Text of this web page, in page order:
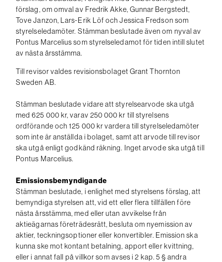
förslag, om omval av Fredrik Akke, Gunnar Bergstedt,
Tove Janzon, Lars-Erik Löf och Jessica Fredson som
styrelseledamöter. Stämman beslutade även om nyval av
Pontus Marcelius som styrelseledamot för tiden intill slutet
av nästa årsstämma.
Till revisor valdes revisionsbolaget Grant Thornton
Sweden AB.
Stämman beslutade vidare att styrelsearvode ska utgå
med 625 000 kr, varav 250 000 kr till styrelsens
ordförande och 125 000 kr vardera till styrelseledamöter
som inte är anställda i bolaget, samt att arvode till revisor
ska utgå enligt godkänd räkning. Inget arvode ska utgå till
Pontus Marcelius.
Emissionsbemyndigande
Stämman beslutade, i enlighet med styrelsens förslag, att
bemyndiga styrelsen att, vid ett eller flera tillfällen före
nästa årsstämma, med eller utan avvikelse från
aktieägarnas företrädesrätt, besluta om nyemission av
aktier, teckningsoptioner eller konvertibler. Emission ska
kunna ske mot kontant betalning, apport eller kvittning,
eller i annat fall på villkor som avses i 2 kap. 5 § andra